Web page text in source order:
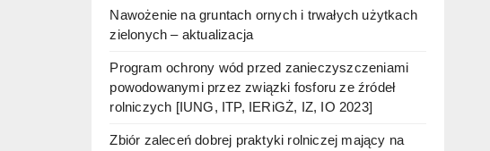
Nawożenie na gruntach ornych i trwałych użytkach
zielonych – aktualizacja
Program ochrony wód przed zanieczyszczeniami
powodowanymi przez związki fosforu ze źródeł
rolniczych [IUNG, ITP, IERiGŻ, IZ, IO 2023]
Zbiór zaleceń dobrej praktyki rolniczej mający na